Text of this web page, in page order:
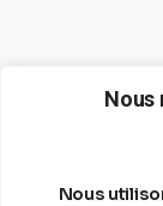
Nous
Nous